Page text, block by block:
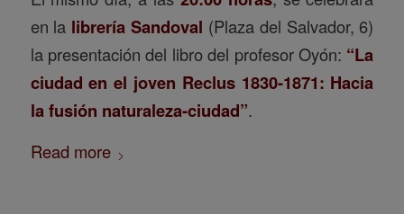
en la librería Sandoval (Plaza del Salvador, 6)
la presentación del libro del profesor Oyón: “La
ciudad en el joven Reclus 1830-1871: Hacia
la fusión naturaleza-ciudad”.
Read more